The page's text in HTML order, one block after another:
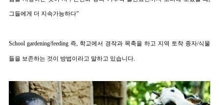
그들에게 더 지속가능하다”
School gardening/feeding 즉, 학교에서 경작과 목축을 하고 지역 토착 종자/식물
들을 보존하는 것이 방법이라고 말하고 있습니다.